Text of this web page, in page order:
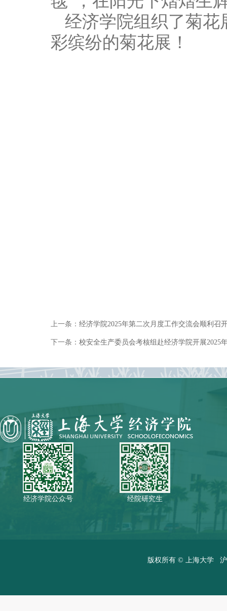
经济学院组织了菊花
彩缤纷的菊花展！
上一条： 经济学院2025年第二次月度工作交流会顺利召
下一条： 校安全生产委员会考核组赴经济学院开展2025
经济学院公众号 经院研究生
版权所有 © 上海大学